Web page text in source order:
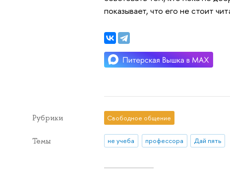
показывает, что его не стоит
Рубрики Свободное общение
Темы не учеба профессора Дай пять